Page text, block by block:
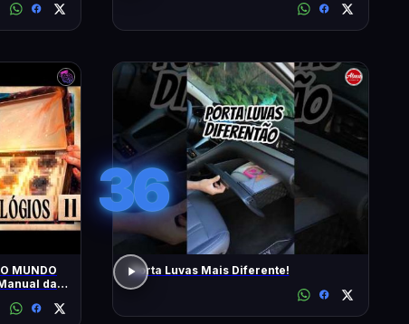
MUNDO
da
36
Porta Luvas Mais Diferente!